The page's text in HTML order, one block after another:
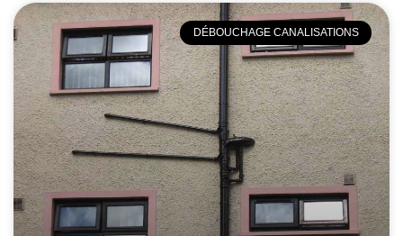
DÉBOUCHAGE CANALISATIONS